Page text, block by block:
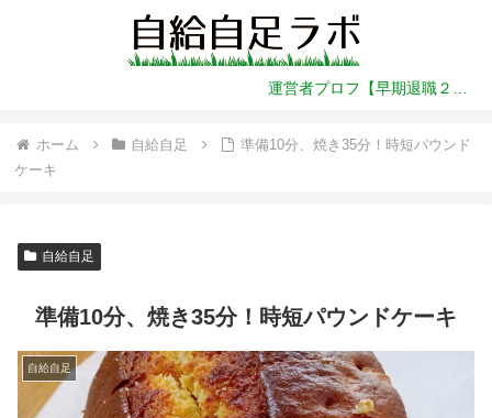
ホーム 自給自足
準備10分、焼き35分！時短パウンド
ケーキ
自給自足
準備10分、焼き35分！時短パウンドケーキ
自給自足